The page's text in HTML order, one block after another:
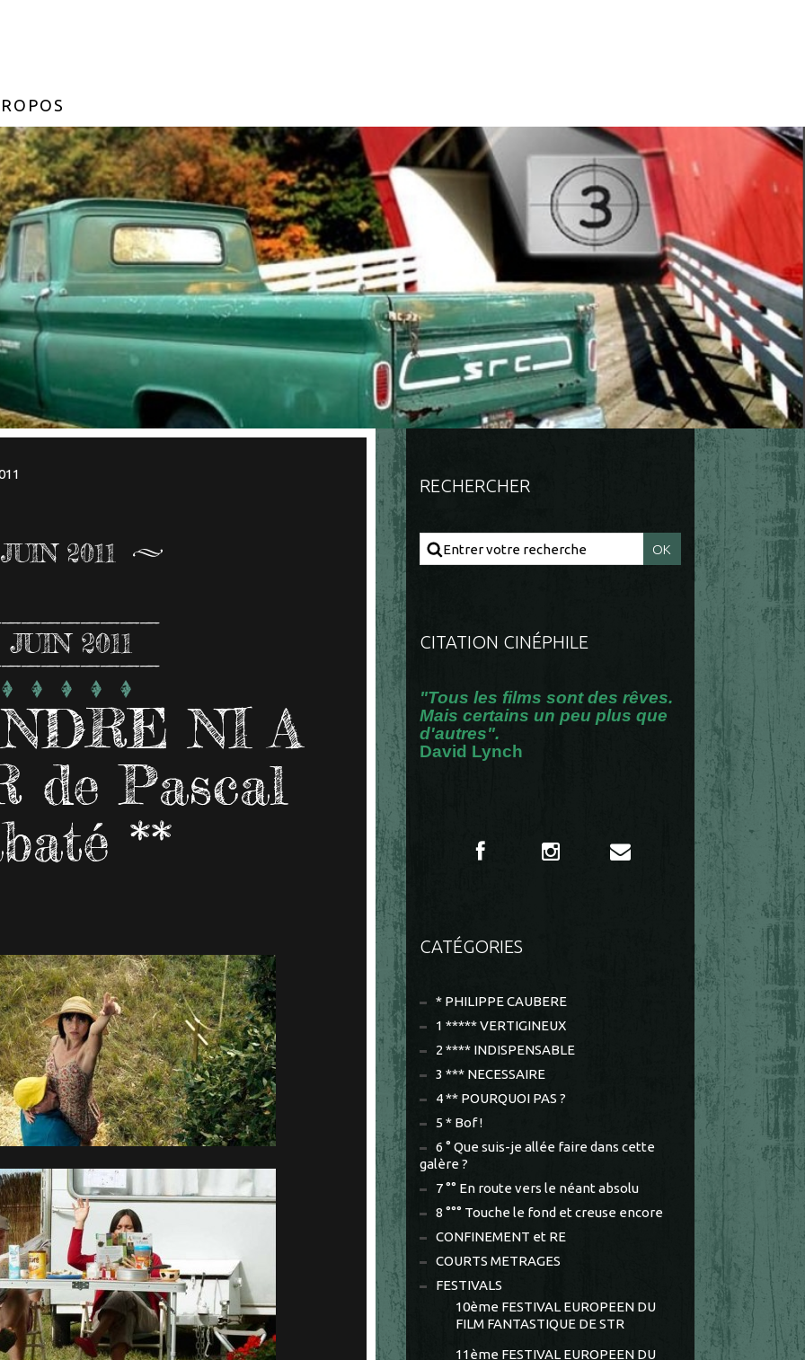
JUIN 2011
JUIN 2011
NI A
de Pascal
**
RECHERCHER
CITATION CINÉPHILE
"Tous les films sont des rêves.
Mais certains un peu plus que
d'autres".
David Lynch
CATÉGORIES
* PHILIPPE CAUBERE
1 ***** VERTIGINEUX
2 **** INDISPENSABLE
3 *** NECESSAIRE
4 ** POURQUOI PAS ?
5 * Bof !
6 ° Que suis-je allée faire dans cette
galère ?
7 °° En route vers le néant absolu
8 °°° Touche le fond et creuse encore
CONFINEMENT et RE
COURTS METRAGES
FESTIVALS
10ème FESTIVAL EUROPEEN DU
FILM FANTASTIQUE DE STR
11ème FESTIVAL EUROPEEN DU